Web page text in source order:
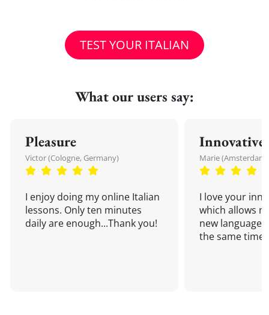
TEST YOUR ITALIAN
What our users say:
Pleasure
Victor (Cologne, Germany)
I enjoy doing my online Italian
lessons. Only ten minutes
daily are enough...Thank you!
Innovative
Marie
I love your
which allows
new language
the same time!